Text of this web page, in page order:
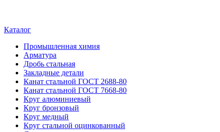
Каталог
Промышленная химия
Арматура
Дробь стальная
Закладные детали
Канат стальной ГОСТ 2688-80
Канат стальной ГОСТ 7668-80
Круг алюминиевый
Круг бронзовый
Круг медный
Круг стальной оцинкованный